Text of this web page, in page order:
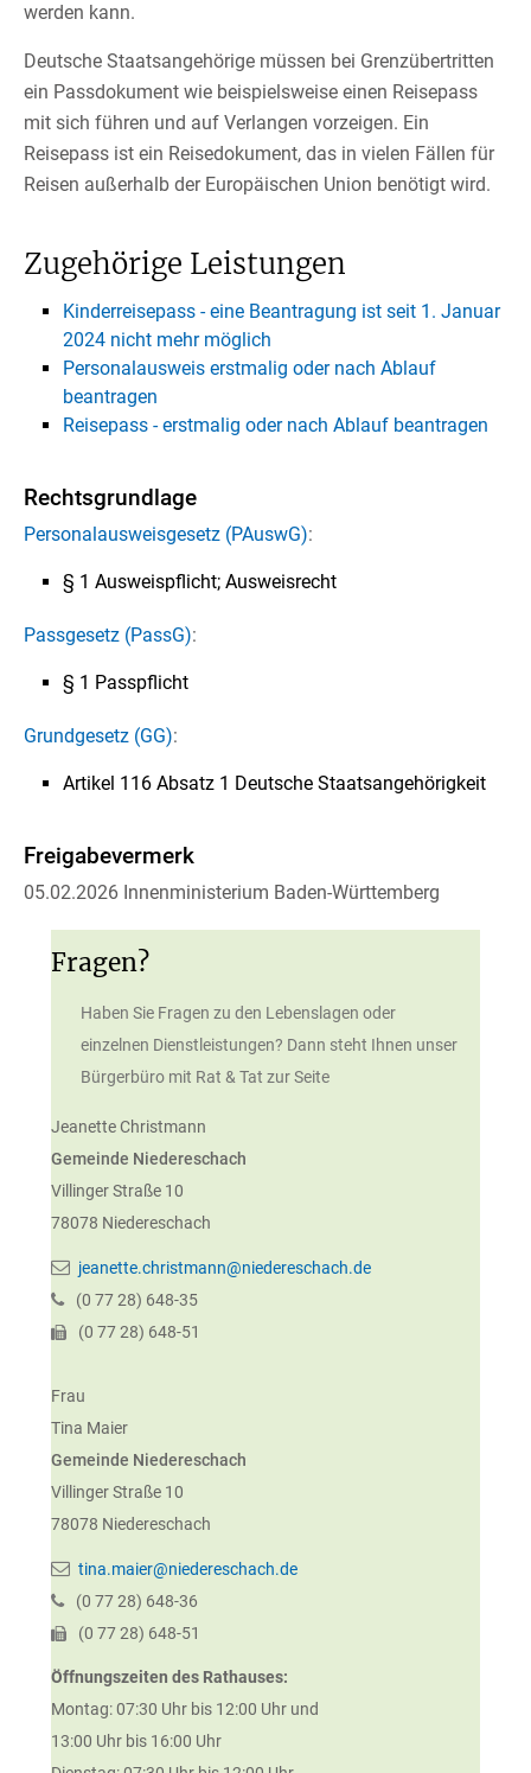
werden kann.
Deutsche Staatsangehörige müssen bei Grenzübertritten
ein Passdokument wie beispielsweise einen Reisepass
mit sich führen und auf Verlangen vorzeigen. Ein
Reisepass ist ein Reisedokument, das in vielen Fällen für
Reisen außerhalb der Europäischen Union benötigt wird.
Rechtsgrundlage
Personalausweisgesetz (PAuswG):
§ 1 Ausweispflicht; Ausweisrecht
Passgesetz (PassG):
§ 1 Passpflicht
Grundgesetz (GG):
Artikel 116 Absatz 1 Deutsche Staatsangehörigkeit
Zugehörige Leistungen
Kinderreisepass - eine Beantragung ist seit 1. Januar
2024 nicht mehr möglich
Personalausweis erstmalig oder nach Ablauf
beantragen
Reisepass - erstmalig oder nach Ablauf beantragen
Freigabevermerk
05.02.2026 Innenministerium Baden-Württemberg
Fragen?
Haben Sie Fragen zu den Lebenslagen oder
einzelnen Dienstleistungen? Dann steht Ihnen unser
Bürgerbüro mit Rat & Tat zur Seite
JeanetteChristmann
Gemeinde Niedereschach
Villinger Straße 10
78078 Niedereschach
jeanette.christmann@niedereschach.de
(0 7728) 648-35
(0 7728) 648-51
Frau
Tina Maier
Gemeinde Niedereschach
Villinger Straße 10
78078 Niedereschach
tina.maier@niedereschach.de
(0 7728) 648-36
(0 7728) 648-51
Öffnungszeiten des Rathauses:
Montag: 07:30 Uhr bis 12:00 Uhr und
13:00 Uhr bis 16:00 Uhr